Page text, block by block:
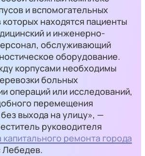
и вспомогательных
находятся пациенты
и инженерно-
обслуживающий
оборудование.
корпусами необходимы
больных
операций или исследований,
перемещения
выхода на улицу», —
руководителя
ремонта города
Лебедев.